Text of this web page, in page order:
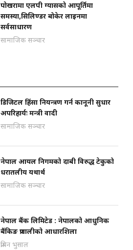
पोखरामा एलपी ग्यासको आपूर्तिमा
समस्या,सिलिण्डर बोकेर लाइनमा
सर्वसाधारण
सामाजिक सञ्चार
डिजिटल हिंसा नियन्त्रण गर्न कानूनी सुधार
अपरिहार्यः मन्त्री वादी
सामाजिक सञ्चार
नेपाल आयल निगमको दाबी विरुद्ध टेकुको
धरातलीय यथार्थ
सामाजिक सञ्चार
नेपाल बैंक लिमिटेड : नेपालको आधुनिक
बैंकिङ प्रणालीको आधारशिला
प्रबिन भुसाल